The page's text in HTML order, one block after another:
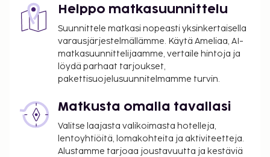
Helppo matkasuunnittelu
Suunnittele matkasi nopeasti yksinkertaisella
varausjärjestelmällämme. Käytä Ameliaa, AI-
matkasuunnittelijaamme, vertaile hintoja ja
löydä parhaat tarjoukset,
pakettisuojelusuunnitelmamme turvin.
Matkusta omalla tavallasi
Valitse laajasta valikoimasta hotelleja,
lentoyhtiöitä, lomakohteita ja aktiviteetteja.
Alustamme tarjoaa joustavuutta ja kestäviä